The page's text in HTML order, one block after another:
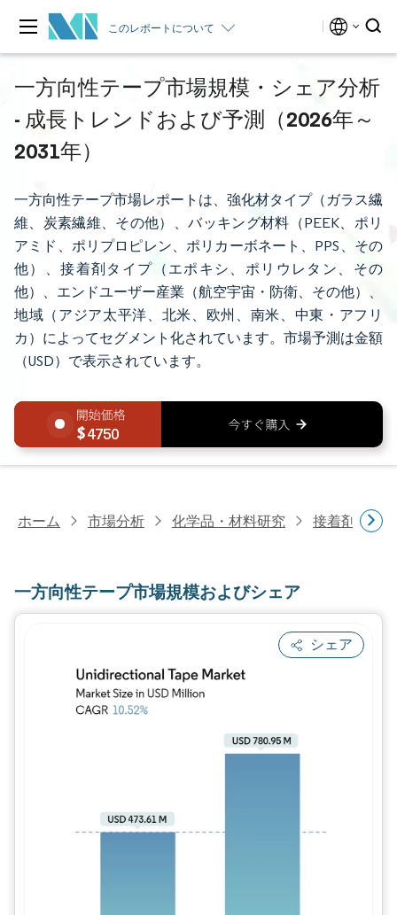
このレポートについて
一方向性テープ市場規模・シェア分析
- 成長トレンドおよび予測（2026年～
2031年）
一方向性テープ市場レポートは、強化材タイプ（ガラス繊
維、炭素繊維、その他）、バッキング材料（PEEK、ポリ
アミド、ポリプロピレン、ポリカーボネート、PPS、その
他）、接着剤タイプ（エポキシ、ポリウレタン、その
他）、エンドユーザー産業（航空宇宙・防衛、その他）、
地域（アジア太平洋、北米、欧州、南米、中東・アフリ
カ）によってセグメント化されています。市場予測は金額
（USD）で表示されています。
4750
ホーム 市場分析 化学品・材料研究 接着剤・シ
一方向性テープ市場規模およびシェア
シェア